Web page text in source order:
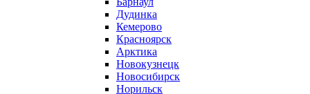
Дудинка
Кемерово
Красноярск
Арктика
Новокузнецк
Новосибирск
Норильск